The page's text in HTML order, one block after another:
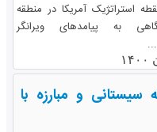
استراتژیک آمریکا در منطقه
به پیامدهای ویرانگر
سیستانی و مبارزه با